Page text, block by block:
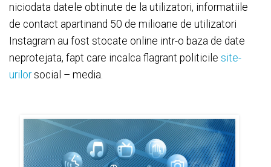
niciodata datele obtinute de la utilizatori, informatiile
de contact apartinand 50 de milioane de utilizatori
Instagram au fost stocate online intr-o baza de date
neprotejata, fapt care incalca flagrant politicile site-
urilorsocial – media.